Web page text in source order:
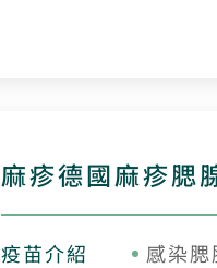
麻疹德國麻疹腮
疫苗介紹
感染